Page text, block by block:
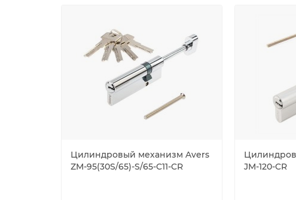
Цилиндровый механизм Avers
ZM-95(30S/65)-S/65-C11-CR
JM-120-CR